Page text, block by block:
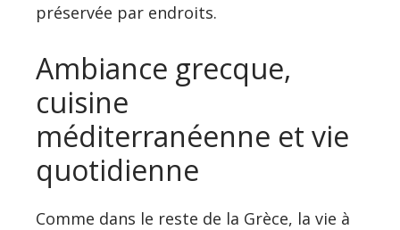
préservée par endroits.
Ambiance grecque,
cuisine
méditerranéenne et vie
quotidienne
Comme dans le reste de la Grèce, la vie à